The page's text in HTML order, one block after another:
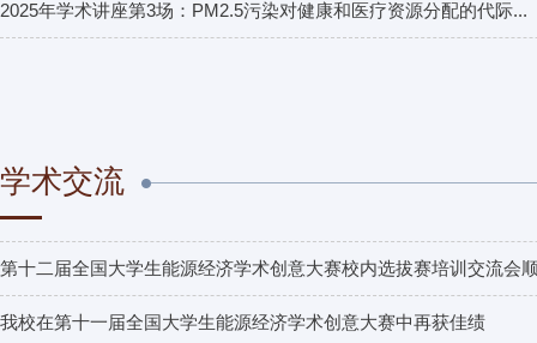
2025年学术讲座第3场：PM2.5污染对健康和医疗资源分配的代际...
学术交流
第十二届全国大学生能源经济学术创意大赛校内选拔赛培训交流会
我校在第十一届全国大学生能源经济学术创意大赛中再获佳绩